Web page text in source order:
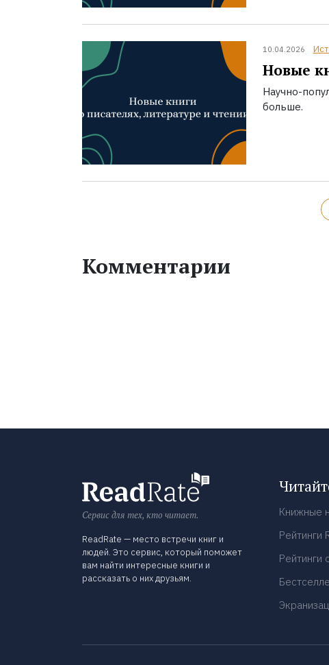
10.04.2026
Новые
Научно-
больше.
Комментарии
Сервис для тех, кто читает.
ReadRate — место встречи книг и
людей. Это сервис, который поможет
вам найти интересные книги и
рассказать о них друзьям.
Книжные
Рейтинги
Рейтинги